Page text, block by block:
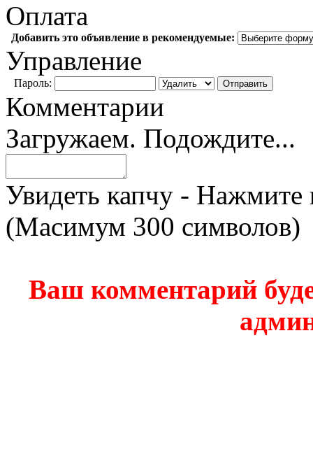
Оплата
Добавить это объявление в рекомендуемые:
Управление
Пароль:
Комментарии
Загружаем. Подождите...
Увидеть капчу - Нажмите
(Масимум 300 символов)
Ваш комментарий